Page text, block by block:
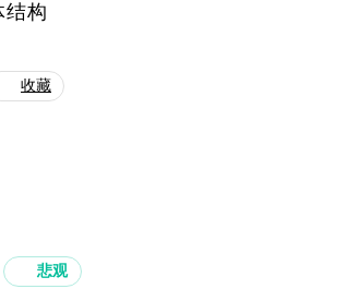
结构
收藏
悲观